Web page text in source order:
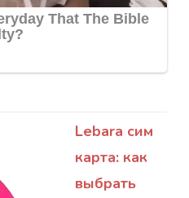
Lebara сим
карта: как
выбрать